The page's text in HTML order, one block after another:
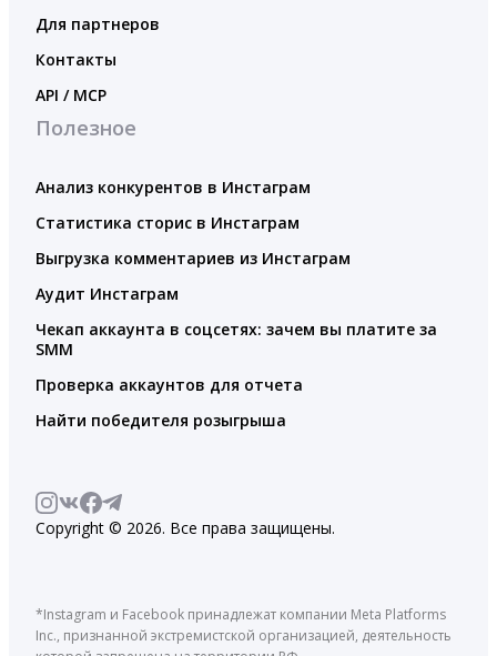
Для партнеров
Контакты
API / MCP
Полезное
Анализ конкурентов в Инстаграм
Статистика сторис в Инстаграм
Выгрузка комментариев из Инстаграм
Аудит Инстаграм
Чекап аккаунта в соцсетях: зачем вы платите за
SMM
Проверка аккаунтов для отчета
Найти победителя розыгрыша
Copyright © 2026. Все права защищены.
*Instagram и Facebook принадлежат компании Meta Platforms
Inc., признанной экстремистской организацией, деятельность